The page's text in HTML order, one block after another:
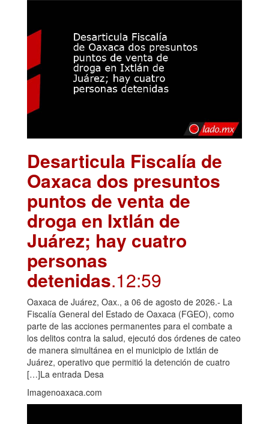
Desarticula Fiscalía de
Oaxaca dos presuntos
puntos de venta de
droga en Ixtlán de
Juárez; hay cuatro
personas
detenidas.12:59
Oaxaca de Juárez, Oax., a 06 de agosto de 2026.- La
Fiscalía General del Estado de Oaxaca (FGEO), como
parte de las acciones permanentes para el combate a
los delitos contra la salud, ejecutó dos órdenes de cateo
de manera simultánea en el municipio de Ixtlán de
Juárez, operativo que permitió la detención de cuatro
[…]La entrada Desa
Imagenoaxaca.com